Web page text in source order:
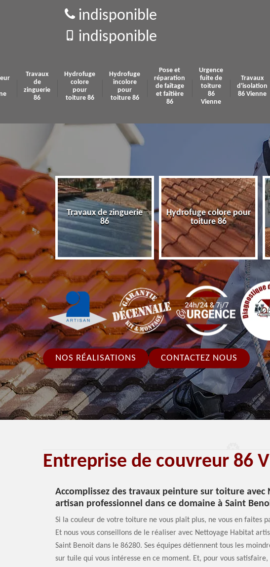
indisponible
indisponible
Travaux
de
zinguerie
86
Hydrofuge
colore
pour
toiture 86
Hydrofuge
incolore
pour
toiture 86
Pose et
réparation
de faîtage
et faîtière
86
Urgence
fuite de
toiture
86
Vienne
Travaux
d'isolation
86 Vienne
Vienne
Travaux de zinguerie
86
Hydrofuge colore pour
toiture 86
NOS RÉALISATIONS CONTACTEZ NOUS
Entreprise de couvreur 86
Accomplissez des travaux peinture sur toiture avec
artisan professionnel dans ce domaine à Saint
Si la couleur de votre toiture ne vous plaît plus, ne vous en faites
Et nous vous conseillons de le réaliser avec Nettoyage Habitat
Saint Benoit dans le 86280. Ses équipes détiennent tous les
sur tuile qui vous intéresse en ce moment. Et, pour vous